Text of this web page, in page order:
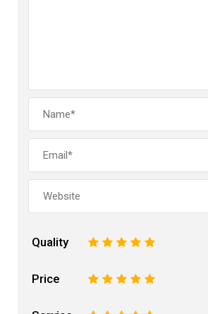
Quality 5
4
3
2
Price 5
4
3
2